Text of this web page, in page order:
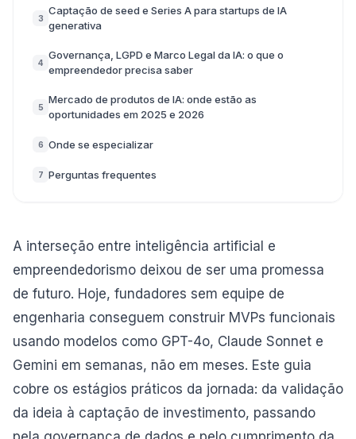
3
Captação de seed e Series A para startups de IA
generativa
4
Governança, LGPD e Marco Legal da IA: o que o
empreendedor precisa saber
5
Mercado de produtos de IA: onde estão as
oportunidades em 2025 e 2026
6 Onde se especializar
7 Perguntas frequentes
A interseção entre inteligência artificial e
empreendedorismo deixou de ser uma promessa
de futuro. Hoje, fundadores sem equipe de
engenharia conseguem construir MVPs funcionais
usando modelos como GPT-4o, Claude Sonnet e
Gemini em semanas, não em meses. Este guia
cobre os estágios práticos da jornada: da validação
da ideia à captação de investimento, passando